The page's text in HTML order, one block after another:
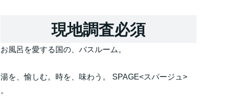
現地調査必須
お風呂を愛する国の、バスルーム。
湯を、愉しむ。時を、味わう。 SPAGE<スパージュ>
。